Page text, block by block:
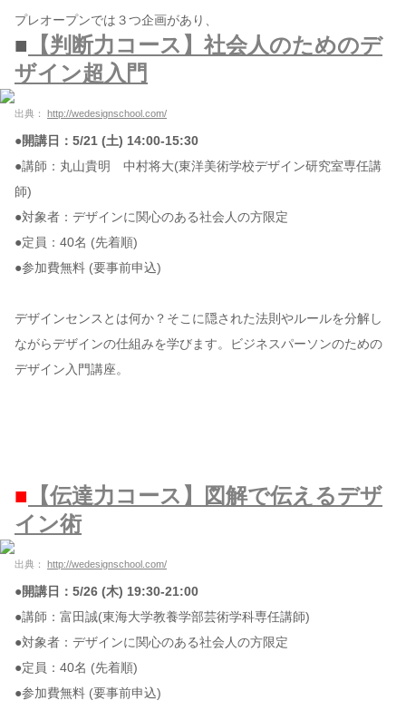
プレオープンでは３つ企画があり、
■ 【判断力コース】社会人のためのデ
ザイン超入門
出典： http://wedesignschool.com/
●開講日：5/21 (土) 14:00-15:30
●講師：丸山貴明 中村将大(東洋美術学校デザイン研究室専任講
師)
●対象者：デザインに関心のある社会人の方限定
●定員：40名 (先着順)
●参加費無料 (要事前申込)
デザインセンスとは何か？そこに隠された法則やルールを分解し
ながらデザインの仕組みを学びます。ビジネスパーソンのための
デザイン入門講座。
■ 【伝達力コース】図解で伝えるデザ
イン術
出典： http://wedesignschool.com/
●開講日：5/26 (木) 19:30-21:00
●講師：富田誠(東海大学教養学部芸術学科専任講師)
●対象者：デザインに関心のある社会人の方限定
●定員：40名 (先着順)
●参加費無料 (要事前申込)